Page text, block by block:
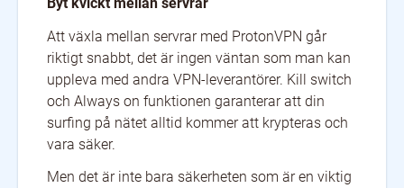
Att växla mellan servrar med ProtonVPN går
riktigt snabbt, det är ingen väntan som man kan
uppleva med andra VPN-leverantörer. Kill switch
och Always on funktionen garanterar att din
surfing på nätet alltid kommer att krypteras och
vara säker.
Men det är inte bara säkerheten som är en viktig